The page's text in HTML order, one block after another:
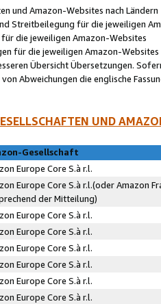
und Amazon-Websites nach Ländern
Streitbeilegung für die jeweiligen
die jeweiligen Amazon-Websites
für die jeweiligen Amazon-Websites
Übersicht Übersetzungen.
Abweichungen die englische
UND
Gesellschaft
Europe Core S.à r.l.
Europe Core S.à r.l.(oder Amazon
der Mitteilung)
Europe Core S.à r.l.
Europe Core S.à r.l.
Europe Core S.à r.l.
Europe Core S.à r.l.
Europe Core S.à r.l.
Europe Core S.à r.l.